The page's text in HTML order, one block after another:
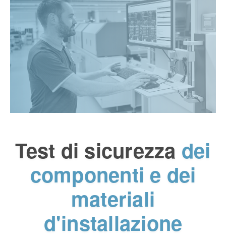
Test di sicurezza dei
componenti e dei
materiali
d'installazione